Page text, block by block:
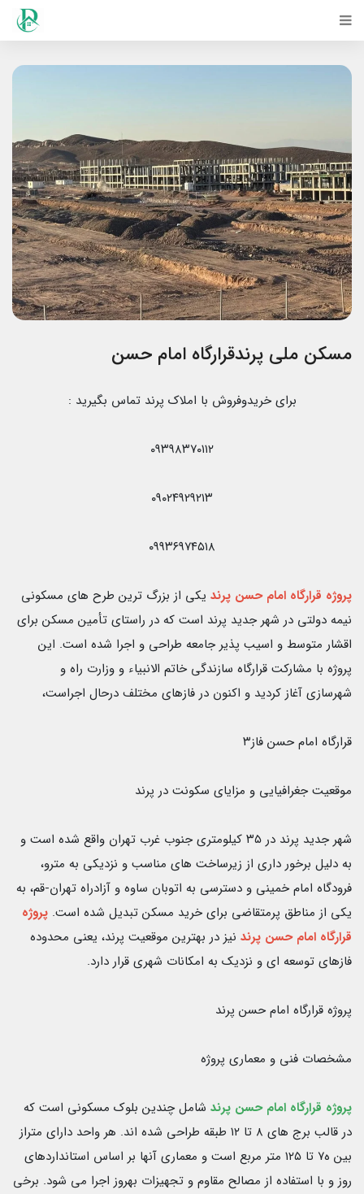
مسکن ملی پرندقرارگاه امام حسن
برای خریدوفروش با املاک پرند تماس بگیرید :
۰۹۳۹۸۳۷۰۱۱۲
۰۹۰۲۴۹۲۹۲۱۳
۰۹۹۳۶۹۷۴۵۱۸
پروژه قرارگاه امام حسن پرند يكى از بزرگ ترين طرح هاى مسكونى
نيمه دولتى در شهر جديد پرند است كه در راستاى تأمين مسكن براى
اقشار متوسط و اسيب پذير جامعه طراحى و اجرا شده است. اين
پروژه با مشاركت قرارگاه سازندگی خاتم الانبياء و وزارت راه و
شهرسازى آغاز كرديد و اكنون در فازهاى مختلف درحال اجراست،
قرارگاه امام حسن فاز۳
موقعيت جغرافيايى و مزاياى سكونت در پرند
شهر جديد پرند در ۳۵ كيلومترى جنوب غرب تهران واقع شده است و
به دليل برخور دارى از زيرساخت هاى مناسب و نزديكى به مترو،
فرودگاه امام خمينى و دسترسى به اتوبان ساوه و آزادراه تهران-قم، به
يكى از مناطق پرمتقاضى براى خريد مسكن تبديل شده است. پروژه
قرارگاه امام حسن پرند نيز در بهترين موقعيت پرند، يعنى محدوده
فازهاى توسعه اى و نزديك به امكانات شهرى قرار دارد.
پروژه قرارگاه امام حسن پرند
مشخصات فنى و معمارى پروژه
پروژه قرارگاه امام حسن پرند شامل چندين بلوک مسكونى است كه
در قالب برج هاى ٨ تا ١٢ طبقه طراحى شده اند. هر واحد داراى متراز
بين ه٧ تا ١٢٥ متر مربع است و معمارى آنها بر اساس استانداردهاى
روز و با استفاده از مصالح مقاوم و تجهيزات بهروز اجرا مى شود. برخى